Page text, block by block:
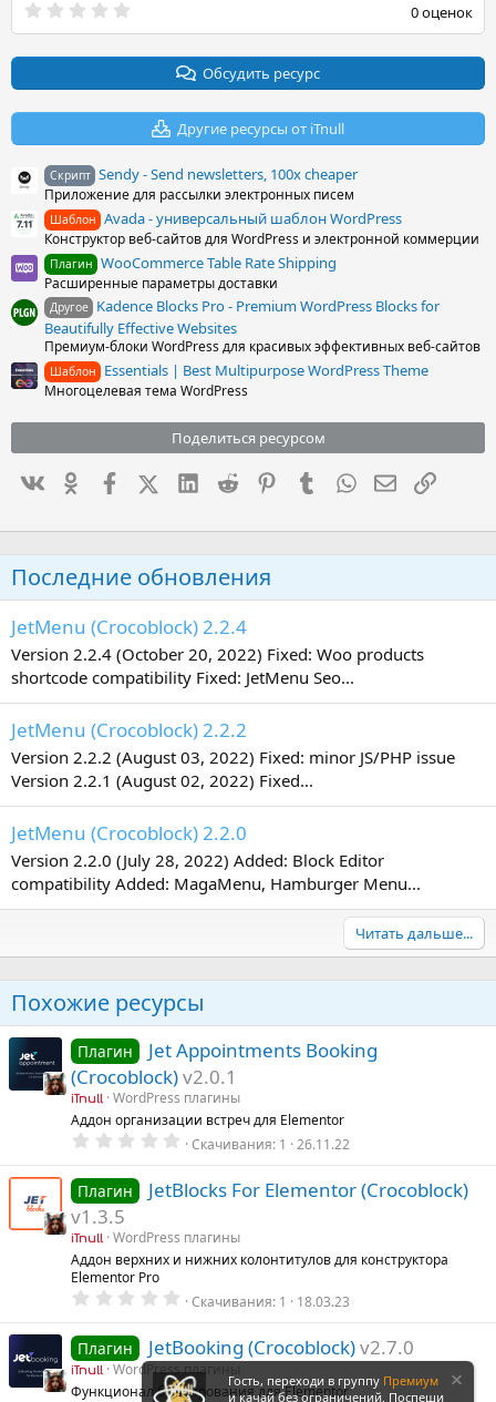
0
0
в
з
0 оценок
Обсудить ресурс
Другие ресурсы от iTnull
Скрипт Sendy - Send newsletters, 100x cheaper
Приложение для рассылки электронных писем
Шаблон Avada - универсальный шаблон WordPress
Конструктор веб-сайтов для WordPress и электронной коммерции
Плагин WooCommerce Table Rate Shipping
Расширенные параметры доставки
Другое Kadence Blocks Pro - Premium WordPress Blocks for
Beautifully Effective Websites
Премиум-блоки WordPress для красивых эффективных веб-сайтов
Шаблон Essentials | Best Multipurpose WordPress Theme
Многоцелевая тема WordPress
Поделиться ресурсом
ВконтактеОдноклассники
FacebookX (Twitter)LinkedIn
Reddit PinterestTumblrWhatsAppСсылка
Последние обновления
JetMenu (Crocoblock) 2.2.4
Version 2.2.4 (October 20, 2022) Fixed: Woo products
shortcode compatibility Fixed: JetMenu Seo...
JetMenu (Crocoblock) 2.2.2
Version 2.2.2 (August 03, 2022) Fixed: minor JS/PHP issue
Version 2.2.1 (August 02, 2022) Fixed...
JetMenu (Crocoblock) 2.2.0
Version 2.2.0 (July 28, 2022) Added: Block Editor
compatibility Added: MagaMenu, Hamburger Menu...
Читать дальше...
Похожие ресурсы
Плагин
Jet Appointments Booking
(Crocoblock)v2.0.1
iTnull
WordPress плагины
Аддон организации встреч для Elementor
0
0
0
з
ё
з
д
Скачивания 1 26.11.22
Плагин
JetBlocks For Elementor (Crocoblock)
v1.3.5
iTnull
WordPress плагины
Аддон верхних и нижних колонтитулов для конструктора
Elementor Pro
0
0
0
з
в
ё
Скачивания 1 18.03.23
Плагин JetBooking (Crocoblock)v2.7.0
iTnull
WordPress плагины
Функционал бронирования для Elementor
Гость, переходи в группу Премиум
и качай без ограничений. Поспеши